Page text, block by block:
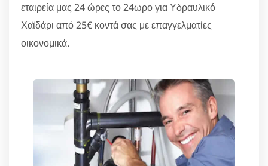
εταιρεία μας 24 ώρες το 24ωρο για Υδραυλικό
Χαϊδάρι από 25€ κοντά σας με επαγγελματίες
οικονομικά.